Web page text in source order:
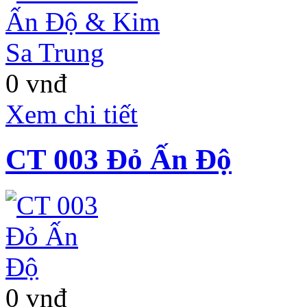
0 vnđ
Xem chi tiết
CT 003 Đỏ Ấn Độ
0 vnđ
Resort 4 sao
Terracotta Đà Lạt
Terracotta Resort
Đà Lạtlà tổ hợp
những Khách sạn và
Nhà nghĩ dưỡng cao
cấp đẳng cấp 4 - 5
tâm Khu du lịch Hồ